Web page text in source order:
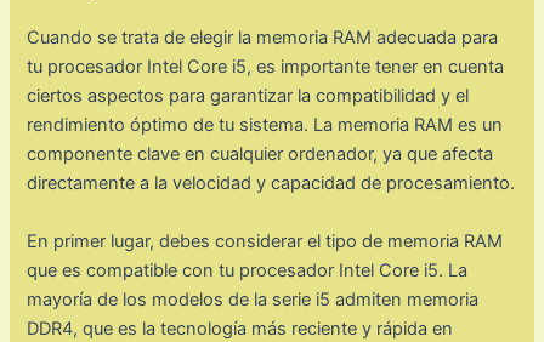
Cuando se trata de elegir la memoria RAM adecuada para
tu procesador Intel Core i5, es importante tener en cuenta
ciertos aspectos para garantizar la compatibilidad y el
rendimiento óptimo de tu sistema. La memoria RAM es un
componente clave en cualquier ordenador, ya que afecta
directamente a la velocidad y capacidad de procesamiento.
En primer lugar, debes considerar el tipo de memoria RAM
que es compatible con tu procesador Intel Core i5. La
mayoría de los modelos de la serie i5 admiten memoria
DDR4, que es la tecnología más reciente y rápida en